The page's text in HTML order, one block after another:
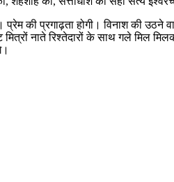
की प्रगाढ़ता होगी। विनाश की उठने
नाते रिश्तेदारों के साथ गले मिल